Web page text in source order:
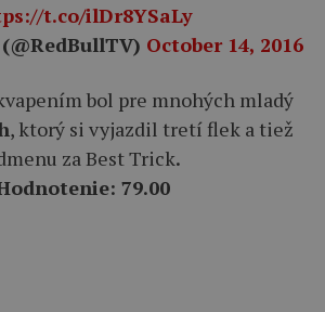
t.co/ilDr8YSaLy
October 14, 2016
bol pre mnohých mladý
, ktorý si vyjazdil tretí flek a tiež
za Best Trick.
79.00